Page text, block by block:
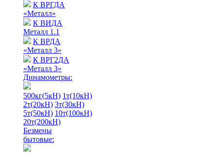
К ВРГДА
«Металл»
К ВИДА
Металл 1.1
К ВРДА
«Металл 3»
К ВРГ2ДА
«Металл 3»
Динамометры:
500кг(5кН) 1т(10кН)
2т(20кН) 3т(30кН)
5т(50кН) 10т(100кН)
20т(200кН)
Безмены
бытовые: